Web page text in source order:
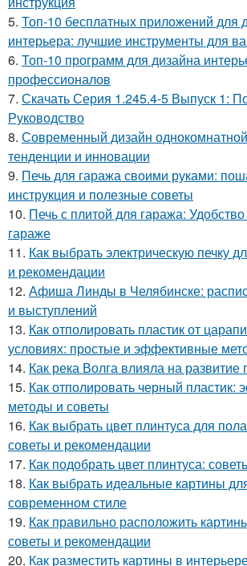
5. Топ-10 бесплатных приложений для
интерьера: лучшие инструменты для
6. Топ-10 программ для дизайна
профессионалов
7. Скачать Серия 1.245.4-5 Выпуск 1:
Руководство
8. Современный дизайн
тенденции и инновации
9. Печь для гаража своими руками:
инструкция и полезные советы
10. Печь с плитой для гаража:
гараже
11. Как выбрать электрическую печку
и рекомендации
12. Афиша Линды в Челябинске:
и выступлений
13. Как отполировать пластик от
условиях: простые и эффективные
14. Как река Волга влияла на развитие
15. Как отполировать черный пластик:
методы и советы
16. Как выбрать цвет плинтуса для
советы и рекомендации
17. Как подобрать цвет плинтуса:
18. Как выбрать идеальные картины
современном стиле
19. Как правильно расположить
советы и рекомендации
20. Как разместить картины в